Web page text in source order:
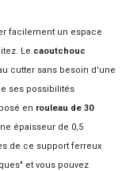
facilement un espace
Le caoutchouc
cutter sans besoin d'une
ses possibilités
en rouleau de 30
épaisseur de 0,5
de ce support ferreux
et vous pouvez